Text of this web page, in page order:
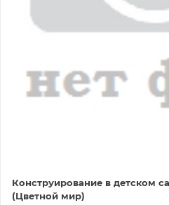
Конструирование в детском
(Цветной мир)